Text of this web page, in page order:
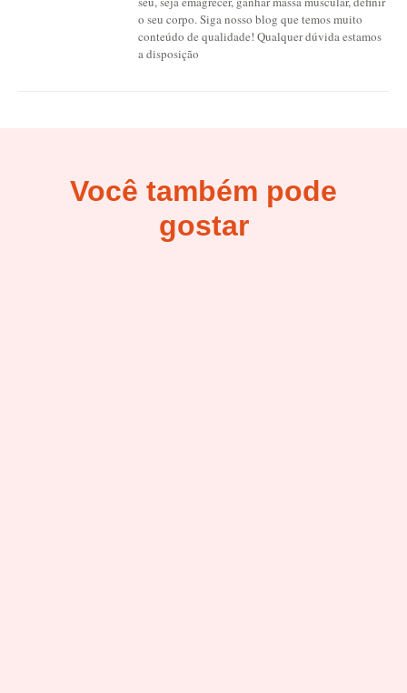
o seu corpo. Siga nosso blog que temos muito
conteúdo de qualidade! Qualquer dúvida estamos
a disposição
Você também pode
gostar